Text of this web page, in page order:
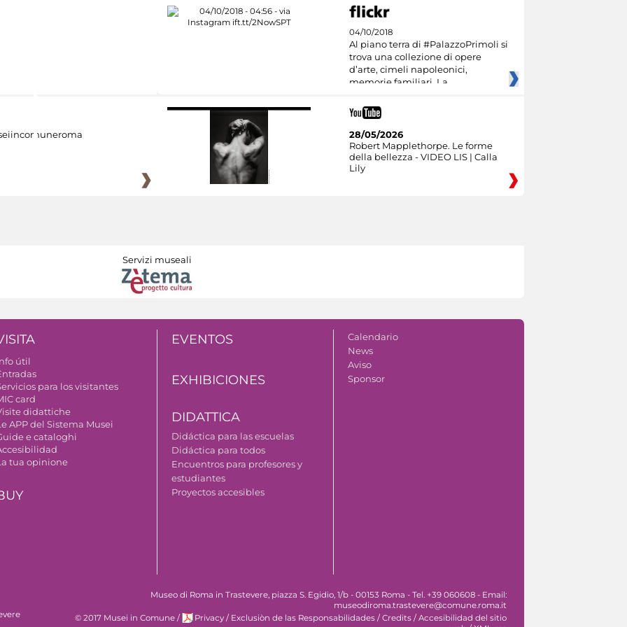
04/10/2018
Al piano terra di #PalazzoPrimoli si
trova una collezione di opere
d’arte, cimeli napoleonici,
memorie familiari. La
28/05/2026
Robert Mapplethorpe. Le forme
della bellezza - VIDEO LIS | Calla
Lily
Servizi museali
útil
para los visitantes
card
didattiche
APP del Sistema Musei
e cataloghi
tua opinione
EVENTOS
EXHIBICIONES
DIDATTICA
Didáctica para las escuelas
Didáctica para todos
Encuentros para profesores y
estudiantes
Proyectos accesibles
Calendario
News
Aviso
Sponsor
Museo di Roma in Trastevere, piazza S. Egidio, 1/b - 00153 Roma - Tel. +39 060608 - Email:
museodiroma.trastevere@comune.roma.it
© 2017 Musei in Comune / Privacy / Exclusiòn de las Responsabilidades / Credits / Accesibilidad del sitio